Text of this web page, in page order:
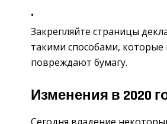
Закрепляйте страницы
такими способами, которые
повреждают бумагу.
Изменения в 2020